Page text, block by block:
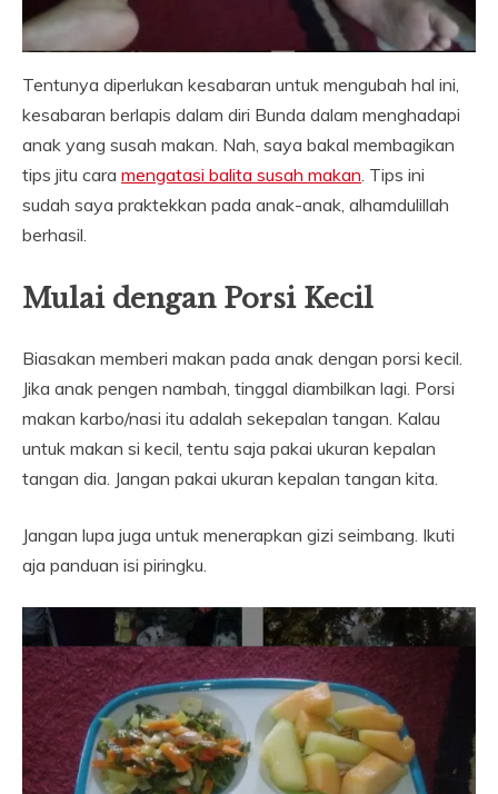
Tentunya diperlukan kesabaran untuk mengubah hal ini,
kesabaran berlapis dalam diri Bunda dalam menghadapi
anak yang susah makan. Nah, saya bakal membagikan
tips jitu cara mengatasi balita susah makan. Tips ini
sudah saya praktekkan pada anak-anak, alhamdulillah
berhasil.
Mulai dengan Porsi Kecil
Biasakan memberi makan pada anak dengan porsi kecil.
Jika anak pengen nambah, tinggal diambilkan lagi. Porsi
makan karbo/nasi itu adalah sekepalan tangan. Kalau
untuk makan si kecil, tentu saja pakai ukuran kepalan
tangan dia. Jangan pakai ukuran kepalan tangan kita.
Jangan lupa juga untuk menerapkan gizi seimbang. Ikuti
aja panduan isi piringku.